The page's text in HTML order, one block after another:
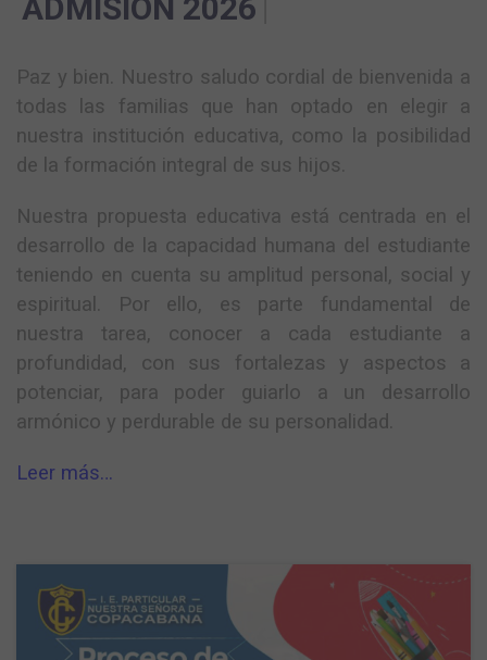
AD |
Paz y bien. Nuestro saludo cordial de bienvenida a
todas las familias que han optado en elegir a
nuestra institución educativa, como la posibilidad
de la formación integral de sus hijos.
Nuestra propuesta educativa está centrada en el
desarrollo de la capacidad humana del estudiante
teniendo en cuenta su amplitud personal, social y
espiritual. Por ello, es parte fundamental de
nuestra tarea, conocer a cada estudiante a
profundidad, con sus fortalezas y aspectos a
potenciar, para poder guiarlo a un desarrollo
armónico y perdurable de su personalidad.
Leer más…